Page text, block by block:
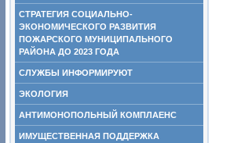
СТРАТЕГИЯ СОЦИАЛЬНО-
ЭКОНОМИЧЕСКОГО РАЗВИТИЯ
ПОЖАРСКОГО МУНИЦИПАЛЬНОГО
РАЙОНА ДО 2023 ГОДА
СЛУЖБЫ ИНФОРМИРУЮТ
ЭКОЛОГИЯ
АНТИМОНОПОЛЬНЫЙ КОМПЛАЕНС
ИМУЩЕСТВЕННАЯ ПОДДЕРЖКА